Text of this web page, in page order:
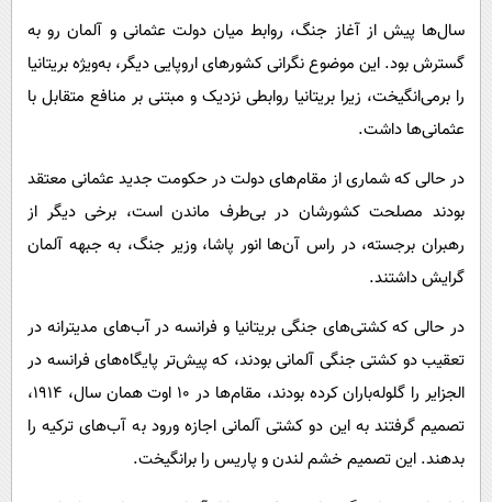
سال‌ها پیش از آغاز جنگ، روابط میان دولت عثمانی و آلمان رو به
گسترش بود. این موضوع نگرانی کشورهای اروپایی دیگر، به‌ویژه بریتانیا
را برمی‌انگیخت، زیرا بریتانیا روابطی نزدیک و مبتنی بر منافع متقابل با
عثمانی‌ها داشت.
در حالی که شماری از مقام‌های دولت در حکومت جدید عثمانی معتقد
بودند مصلحت کشورشان در بی‌طرف ماندن است، برخی دیگر از
رهبران برجسته، در راس آن‌ها انور پاشا، وزیر جنگ، به جبهه آلمان
گرایش داشتند.
در حالی که کشتی‌های جنگی بریتانیا و فرانسه در آب‌های مدیترانه در
تعقیب دو کشتی جنگی آلمانی بودند، که پیش‌تر پایگاه‌های فرانسه در
الجزایر را گلوله‌باران کرده بودند، مقام‌ها در ۱۰ اوت همان سال، ۱۹۱۴،
تصمیم گرفتند به این دو کشتی آلمانی اجازه ورود به آب‌های ترکیه را
بدهند. این تصمیم خشم لندن و پاریس را برانگیخت.